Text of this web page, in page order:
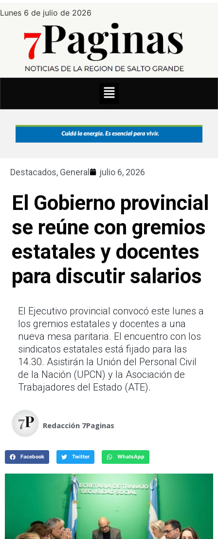
Lunes 6 de julio de 2026
Destacados, General julio 6, 2026
El Gobierno provincial
se reúne con gremios
estatales y docentes
para discutir salarios
El Ejecutivo provincial convocó este lunes a
los gremios estatales y docentes a una
nueva mesa paritaria. El encuentro con los
sindicatos estatales está fijado para las
14.30. Asistirán la Unión del Personal Civil
de la Nación (UPCN) y la Asociación de
Trabajadores del Estado (ATE).
Redacción 7Paginas
Facebook Twitter WhatsApp